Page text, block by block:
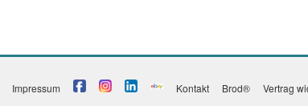
Impressum Kontakt Brod® Vertrag